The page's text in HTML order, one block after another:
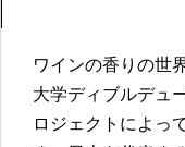
ワインの香りの世
大学ディブルデュ
ロジェクトによっ